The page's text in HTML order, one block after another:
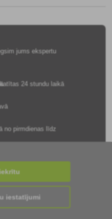
jums ekspertu
24 stundu laikā
no pirmdienas līdz
iestatījumi